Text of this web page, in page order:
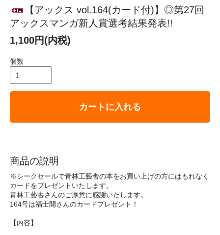
【アックス vol.164(カード付)】◎第27回
アックスマンガ新人賞選考結果発表!!
1,100円(内税)
個数
カートに入れる
商品の説明
※シークセールで青林工藝舎の本をお買い上げの方にはもれなく
カードをプレゼントいたします。
青林工藝舎さんのご厚意に感謝いたします。
164号は福士開さんのカードプレゼント！
【内容】